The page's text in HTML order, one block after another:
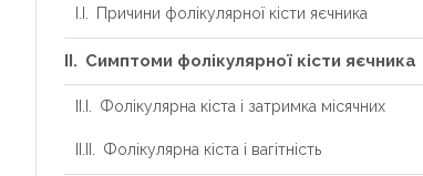
Причини фолікулярної кісти яєчника
Симптоми фолікулярної кісти яєчника
Фолікулярна кіста і затримка місячних
Фолікулярна кіста і вагітність